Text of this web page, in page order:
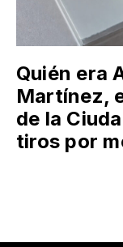
Quién era
Martínez,
de la
tiros por